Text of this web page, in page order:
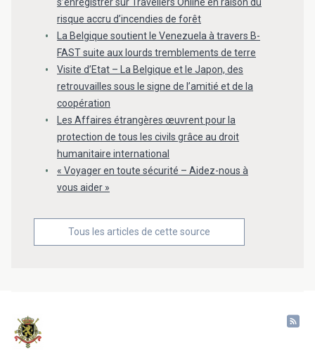
risque accru d’incendies de forêt
La Belgique soutient le Venezuela à travers B-
FAST suite aux lourds tremblements de terre
Visite d’Etat – La Belgique et le Japon, des
retrouvailles sous le signe de l’amitié et de la
coopération
Les Affaires étrangères œuvrent pour la
protection de tous les civils grâce au droit
humanitaire international
« Voyager en toute sécurité – Aidez-nous à
vous aider »
Tous les articles de cette source